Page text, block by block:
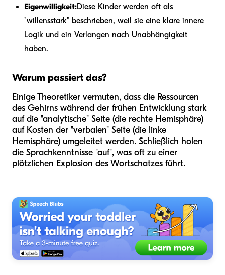
Eigenwilligkeit:Diese Kinder werden oft als
"willensstark" beschrieben, weil sie eine klare innere
Logik und ein Verlangen nach Unabhängigkeit
haben.
Warum passiert das?
Einige Theoretiker vermuten, dass die Ressourcen
des Gehirns während der frühen Entwicklung stark
auf die "analytische" Seite (die rechte Hemisphäre)
auf Kosten der "verbalen" Seite (die linke
Hemisphäre) umgeleitet werden. Schließlich holen
die Sprachkenntnisse "auf", was oft zu einer
plötzlichen Explosion des Wortschatzes führt.